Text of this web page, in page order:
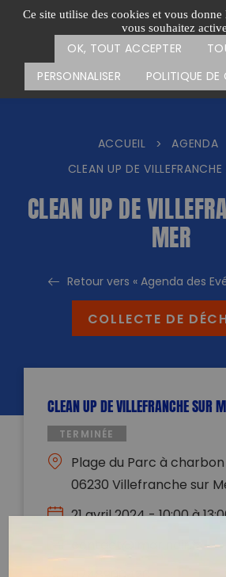
Ce site utilise des cookies et vous
vous souhaitez
OK, TOUT ACCEPTER
PERSONNALISER
POLITIQUE DE
Passer
CARTE DES ACTIONS
ACCUEIL > AGENDA
CLEAN UP DE VILLEFRANCHE
CLEAN UP DE
MER
Retour vers « Agenda des
COLLECTE DE
CLEAN UP DE VILLEFRANCHE SUR
TERMINÉE
Plage du Parc à charbon
06230 Villefranche sur
21 avril 2024 - 10:00 à